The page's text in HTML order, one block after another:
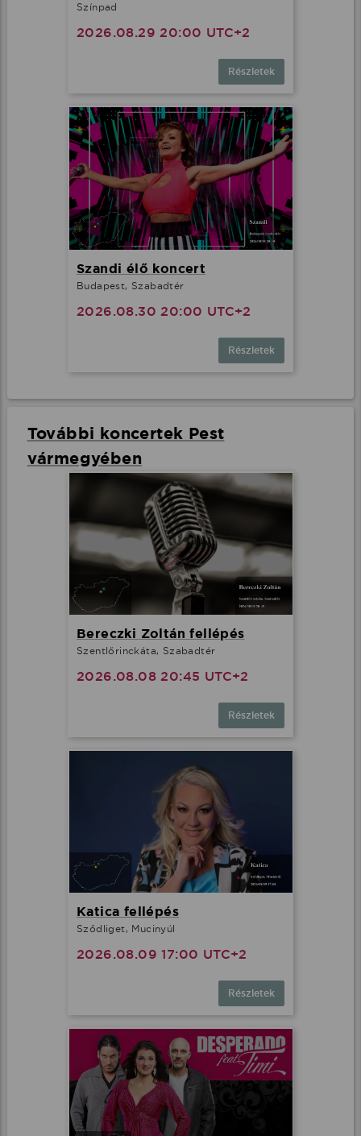
Színpad
2026.08.29 20:00 UTC+2
Részletek
Szandi élő koncert
Budapest, Szabadtér
2026.08.30 20:00 UTC+2
Részletek
További koncertek Pest
vármegyében
Bereczki Zoltán fellépés
Szentlőrinckáta, Szabadtér
2026.08.08 20:45 UTC+2
Részletek
Katica fellépés
Sződliget, Mucinyúl
2026.08.09 17:00 UTC+2
Részletek